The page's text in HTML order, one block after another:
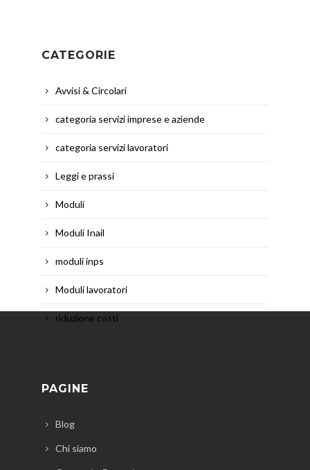
CATEGORIE
Avvisi & Circolari
categoria servizi imprese e aziende
categoria servizi lavoratori
Leggi e prassi
Moduli
Moduli Inail
moduli inps
Moduli lavoratori
riduzione costi
PAGINE
Blog
Chi siamo